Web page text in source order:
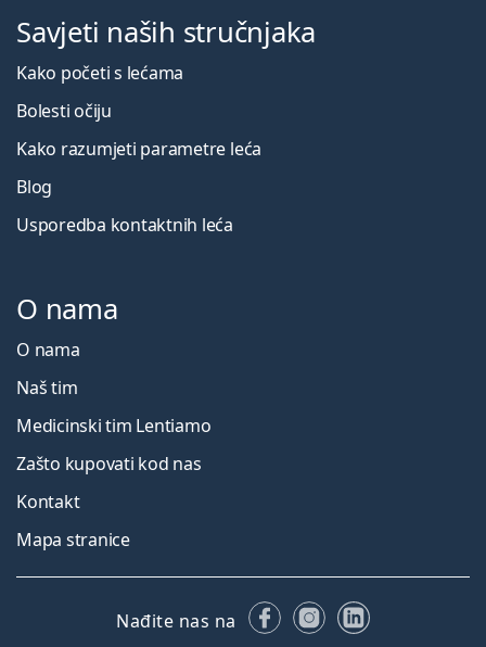
Savjeti naših stručnjaka
Kako početi s lećama
Bolesti očiju
Kako razumjeti parametre leća
Blog
Usporedba kontaktnih leća
O nama
O nama
Naš tim
Medicinski tim Lentiamo
Zašto kupovati kod nas
Kontakt
Mapa stranice
Nađite nas na FacebookuInstagramu
LinkedIn